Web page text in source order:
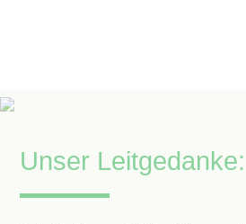
Unser Leitgedanke: